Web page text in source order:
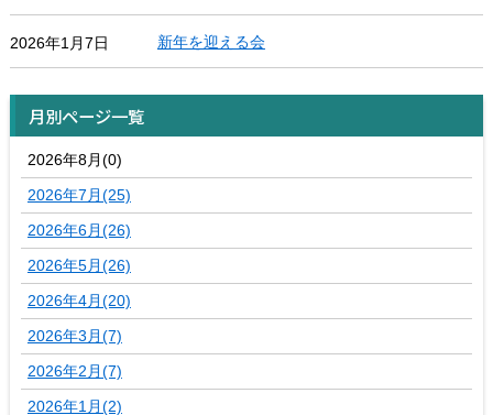
2026年1月7日 新年を迎える会
月別ページ一覧
2026年8月(0)
2026年7月(25)
2026年6月(26)
2026年5月(26)
2026年4月(20)
2026年3月(7)
2026年2月(7)
2026年1月(2)